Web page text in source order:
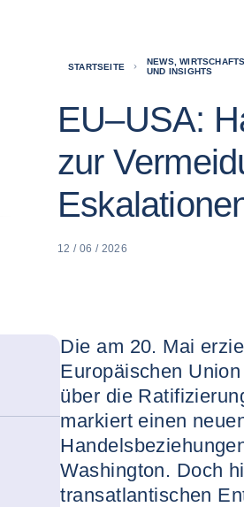
STARTSEITE
NEWS,
UND INSIGHTS
EU–USA:
zur
12 / 06 / 2026
Die am 20. Mai
Europäischen
über die
markiert einen
Washington. Doch
transatlantischen